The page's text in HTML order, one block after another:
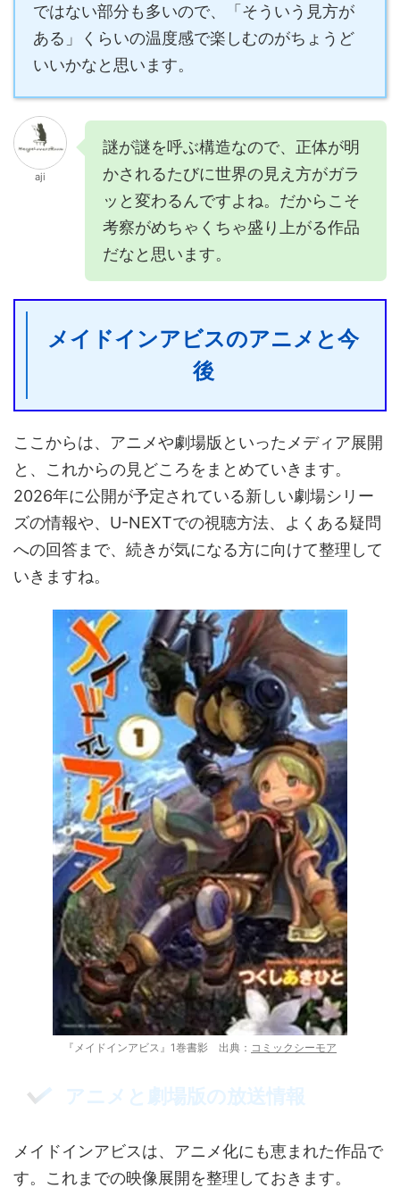
ではない部分も多いので、「そういう見方が
ある」くらいの温度感で楽しむのがちょうど
いいかなと思います。
aji
謎が謎を呼ぶ構造なので、正体が明
かされるたびに世界の見え方がガラ
ッと変わるんですよね。だからこそ
考察がめちゃくちゃ盛り上がる作品
だなと思います。
メイドインアビスのアニメと今
後
ここからは、アニメや劇場版といったメディア展開
と、これからの見どころをまとめていきます。
2026年に公開が予定されている新しい劇場シリー
ズの情報や、U-NEXTでの視聴方法、よくある疑問
への回答まで、続きが気になる方に向けて整理して
いきますね。
『メイドインアビス』1巻書影 出典： コミックシーモア
アニメと劇場版の放送情報
メイドインアビスは、アニメ化にも恵まれた作品で
す。これまでの映像展開を整理しておきます。